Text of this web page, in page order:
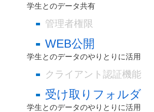
学生とのデータ共有
管理者権限
WEB公開
学生とのデータのやりとりに活用
クライアント認証機能
受け取りフォルダ
学生とのデータのやりとりに活用